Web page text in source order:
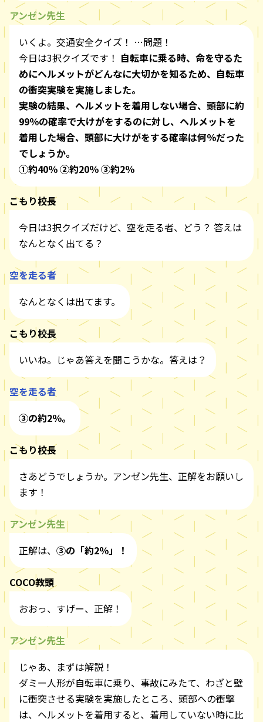
アンゼン先生
いくよ。交通安全クイズ！ …問題！
今日は3択クイズです！ 自転車に乗る時、命を守るた
めにヘルメットがどんなに大切かを知るため、自転車
の衝突実験を実施しました。
実験の結果、ヘルメットを着用しない場合、頭部に約
99％の確率で大けがをするのに対し、ヘルメットを
着用した場合、頭部に大けがをする確率は何％だった
でしょうか。
①約40％ ②約20％ ③約2％
こもり校長
今日は3択クイズだけど、空を走る者、どう？ 答えは
なんとなく出てる？
空を走る者
なんとなくは出てます。
こもり校長
いいね。じゃあ答えを聞こうかな。答えは？
空を走る者
③の約2％。
こもり校長
さあどうでしょうか。アンゼン先生、正解をお願いし
ます！
アンゼン先生
正解は、 ③の「約2％」！
COCO教頭
おおっ、すげー、正解！
アンゼン先生
じゃあ、まずは解説！
ダミー人形が自転車に乗り、事故にみたて、わざと壁
に衝突させる実験を実施したところ、頭部への衝撃
は、ヘルメットを着用すると、着用していない時に比